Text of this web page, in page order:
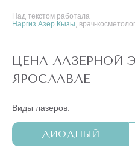
Над текстом работала
Наргиз Азер Кызы, врач-
ЦЕНА ЛАЗЕРНОЙ
ЯРОСЛАВЛЕ
Виды лазеров:
ДИОДНЫЙ